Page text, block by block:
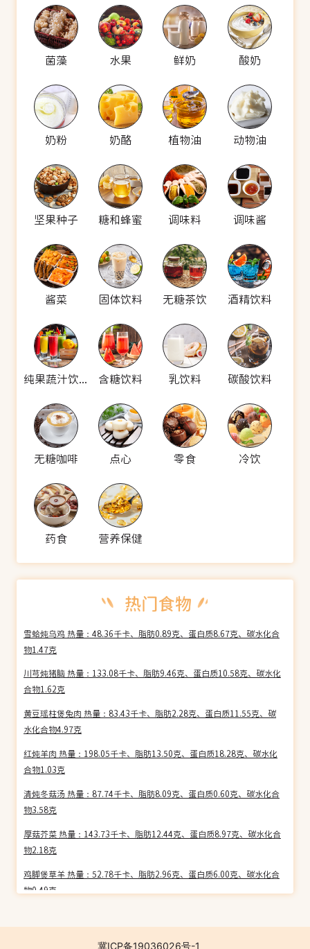
菌藻 水果 鲜奶 酸奶
奶粉 奶酪 植物油 动物油
坚果种子 糖和蜂蜜 调味料 调味酱
酱菜 固体饮料 无糖茶饮 酒精饮料
纯果蔬汁饮料 含糖饮料 乳饮料 碳酸饮料
无糖咖啡 点心 零食 冷饮
药食 营养保健
雪蛤炖乌鸡 热量：48.36千卡、脂肪0.89克、蛋白质8.67克、碳水化合
物1.47克
川芎炖猪脑 热量：133.08千卡、脂肪9.46克、蛋白质10.58克、碳水化
合物1.62克
黄豆瑶柱煲兔肉 热量：83.43千卡、脂肪2.28克、蛋白质11.55克、碳
水化合物4.97克
红炖羊肉 热量：198.05千卡、脂肪13.50克、蛋白质18.28克、碳水化
合物1.03克
清炖冬菇汤 热量：87.74千卡、脂肪8.09克、蛋白质0.60克、碳水化合
物3.58克
厚菇芥菜 热量：143.73千卡、脂肪12.44克、蛋白质8.97克、碳水化合
物2.18克
鸡脚煲草羊 热量：52.78千卡、脂肪2.96克、蛋白质6.00克、碳水化合
物0.49克
化合物3.03克
冀ICP备19036026号-1